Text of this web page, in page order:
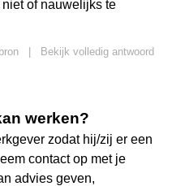
of nauwelijks te
Bekijk volledig antwoord
werken?
zodat hij/zij er een
contact op met je
advies geven,